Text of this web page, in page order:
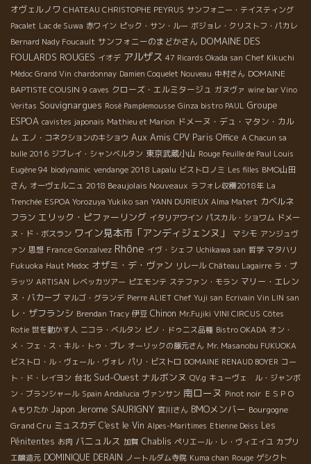
オヴェルノワ CHATEAU CHRISTOPHE PEYRUS サンフォニー・テイスティング
Pacalet Lac de Suwa 赤ワイン ピック・サン・ルー ボジョレ・クリストフ・パカレ
Bernard Nady Foucault サンフォニーのまどかさん DOMAINE DES
FOULARDS ROUGES イオデ アルザス 47 Ricards Okada san Chef Kikuchi
Médoc Grand Vin chardonnay Damien Coquelet Nouveau 中村さん DOMAINE
BAPTISTE COUSIN 9 caves クローズ・エルミタージュ ガヌヴァ wine bar Vino
Veritas Souvignargues Rosé Pamplemousse Ginza bistro PAUL Groupe
ESPOA cavistes japonais Mathieu et Marion ドメーヌ・デュ・マタン・カル
ム エノ・コネクションのキショウ Aux Amis CPV Paris Office A Chacun sa
bulle 2016 ジブレイ・シャンベルタン 東京武蔵小山 Rouge Feuille de Paul Louis
Eugène 94 biodynamic vendange 2018 Lapalu ビストロノミ Les filles BMO山田
さん オーヴェルニュ 2018 Beaujolais Nouveaux ラフォレ収穫2018年 La
Trenchée ESPOA Yorozuya Yukiko san YANN DURIEUX Alma Matert カベルネ
フラン エリック・ピファーリング イタリアワイン パスカル・ショワム ドメー
ヌ・ド・ボスラン ワイン見本市「アンディジェンヌ」 マシモ アンジュヴ
ァン 思想 France Gonzalvez Rhône イヴ・シェフ Uchikawa san 哲学 マタハリ
Fukuoka Haut Medoc オザミ・デ・ヴァン リレール Château Lagairre ラ・プ
ラッツ ARTISAN レベッカツアー ピエモンテ ステファン・モラン マリー・エレン
ヌ・バカーブ マルゴ・グランデ Pierre ALIET Chef Yuji san Ecrivain Vin LIN san
レ・ザフランシ Brendan Tracy 伊豆 Chinon Mr.Fujiki VINI CIRCUS Côtes
Rotie 世を動かす人 ニコラ・ベルタン ピノ・ドゥニス品種 Bistro OKADA オン・
メ・フェ・ス・キル・トゥ・プレ オーリックの藤元さん Mr. Masanobu FUKUOKA
ビストロ・ル・ヴェール・ヴォレ パリ・ビストロ DOMAINE RENAUD BOYER コー
ト・ド・レイヨン 台北 Sud-Ouest ナルボンヌ QV.g キューヴェ ル・ジャンボ
ン・ブランシャール Spain Andalucia ヴァンサン 南ローヌ Pinot noir ＥＳＰＯ
Ａもりたか Japon Jerome SAURIGNY 宮川さん BMOメンバー Bourgogne
Grand Cru ミュスカデ C'est le Vin Alpes-Maritimes Etienne Deiss Les
Pénitentes お肉 バニュルス 加賀 Chablis ペリエール・レ・ヴィエイユ カプリ
エ醸造元 DOMINIQUE DERAIN ノートルダム寺院 Kuma chan Rouge ゲシクト